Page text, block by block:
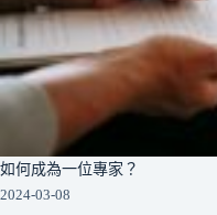
如何成為一位專家？
2024-03-08